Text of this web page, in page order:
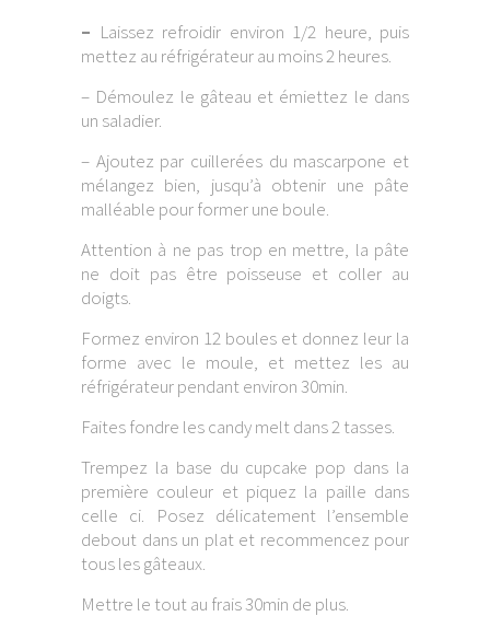
– Laissez refroidir environ 1/2 heure, puis
mettez au réfrigérateur au moins 2 heures.
– Démoulez le gâteau et émiettez le dans
un saladier.
– Ajoutez par cuillerées du mascarpone et
mélangez bien, jusqu’à obtenir une pâte
malléable pour former une boule.
Attention à ne pas trop en mettre, la pâte
ne doit pas être poisseuse et coller au
doigts.
Formez environ 12 boules et donnez leur la
forme avec le moule, et mettez les au
réfrigérateur pendant environ 30min.
Faites fondre les candy melt dans 2 tasses.
Trempez la base du cupcake pop dans la
première couleur et piquez la paille dans
celle ci. Posez délicatement l’ensemble
debout dans un plat et recommencez pour
tous les gâteaux.
Mettre le tout au frais 30min de plus.